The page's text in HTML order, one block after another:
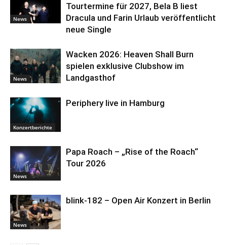
News
Tourtermine für 2027, Bela B liest
Dracula und Farin Urlaub veröffentlicht
neue Single
News
Wacken 2026: Heaven Shall Burn
spielen exklusive Clubshow im
Landgasthof
Konzertberichte
Periphery live in Hamburg
News
Papa Roach – „Rise of the Roach“
Tour 2026
News
blink-182 – Open Air Konzert in Berlin